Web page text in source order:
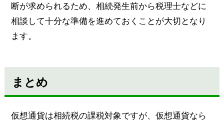
断が求められるため、相続発生前から税理士などに
相談して十分な準備を進めておくことが大切となり
ます。
まとめ
仮想通貨は相続税の課税対象ですが、仮想通貨なら